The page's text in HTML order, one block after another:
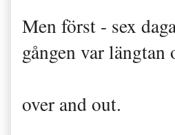
Men först - sex
gången var
over and out.